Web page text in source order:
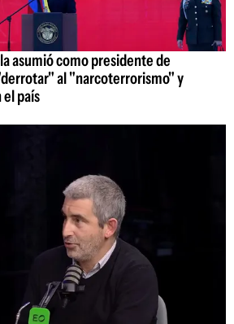
asumió como presidente de
al "narcoterrorismo" y
país